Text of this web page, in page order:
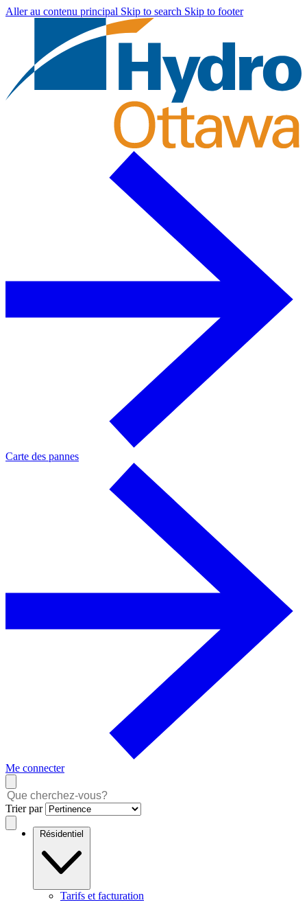
Aller au contenu principal Skip to search Skip to footer
Carte des pannes
Me connecter
Trier par
Résidentiel
Tarifs et facturation